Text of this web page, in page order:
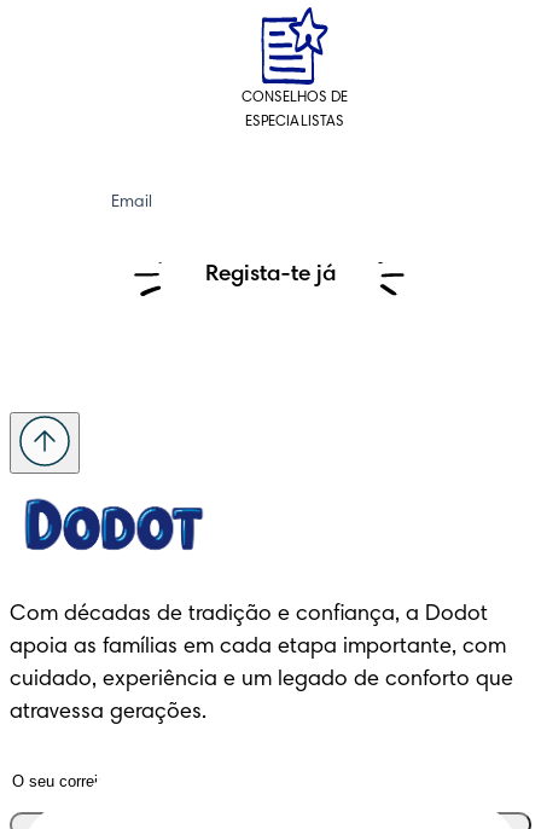
CONSELHOS DE
ESPECIALISTAS
Email
Regista-te já
Com décadas de tradição e confiança, a Dodot
apoia as famílias em cada etapa importante, com
cuidado, experiência e um legado de conforto que
atravessa gerações.